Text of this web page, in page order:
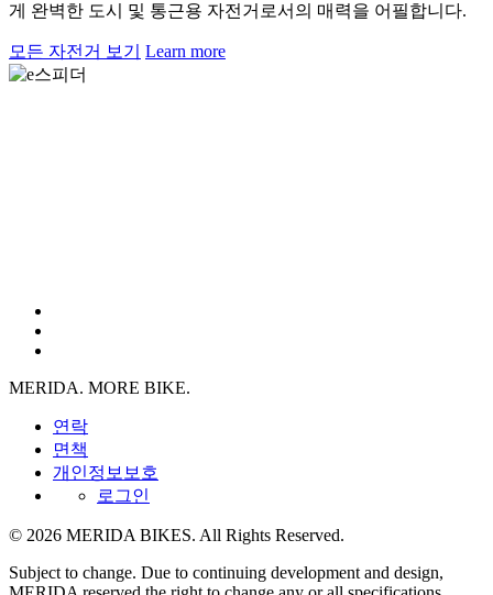
게 완벽한 도시 및 통근용 자전거로서의 매력을 어필합니다.
모든 자전거 보기 Learn more
MERIDA. MORE BIKE.
연락
면책
개인정보보호
로그인
© 2026 MERIDA BIKES. All Rights Reserved.
Subject to change. Due to continuing development and design,